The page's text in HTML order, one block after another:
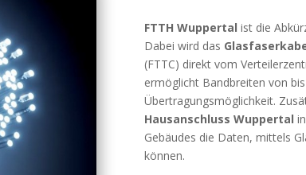
FTTH Wuppertal ist die
Dabei wird das
(FTTC) direkt vom
ermöglicht Bandbreiten von
Übertragungsmöglichkeit.
Hausanschluss Wuppertal
Gebäudes die Daten, mittels
können.